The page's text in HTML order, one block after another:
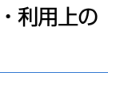
利用上の